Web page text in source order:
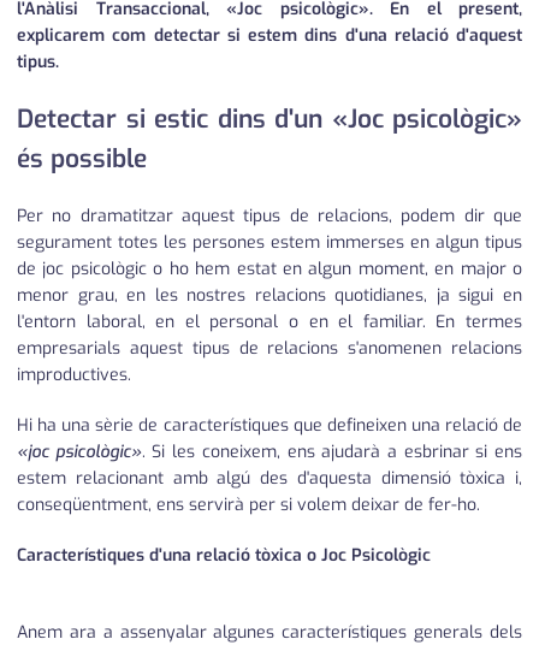
editorial
l'Anàlisi Transaccional, «Joc psicològic». En el present,
explicarem com detectar si estem dins d'una relació d'aquest
tipus.
Detectar si estic dins d'un «Joc psicològic»
és possible
Per no dramatitzar aquest tipus de relacions, podem dir que
segurament totes les persones estem immerses en algun tipus
de joc psicològic o ho hem estat en algun moment, en major o
menor grau, en les nostres relacions quotidianes, ja sigui en
l'entorn laboral, en el personal o en el familiar. En termes
empresarials aquest tipus de relacions s'anomenen relacions
improductives.
Hi ha una sèrie de característiques que defineixen una relació de
«joc psicològic». Si les coneixem, ens ajudarà a esbrinar si ens
estem relacionant amb algú des d'aquesta dimensió tòxica i,
conseqüentment, ens servirà per si volem deixar de fer-ho.
Característiques d'una relació tòxica o Joc Psicològic
Anem ara a assenyalar algunes característiques generals dels